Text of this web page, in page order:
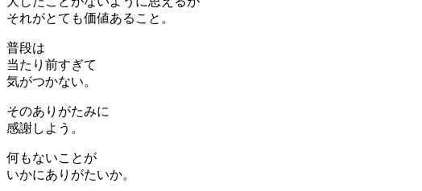
それがとても価値あること。
普段は
当たり前すぎて
気がつかない。
そのありがたみに
感謝しよう。
何もないことが
いかにありがたいか。